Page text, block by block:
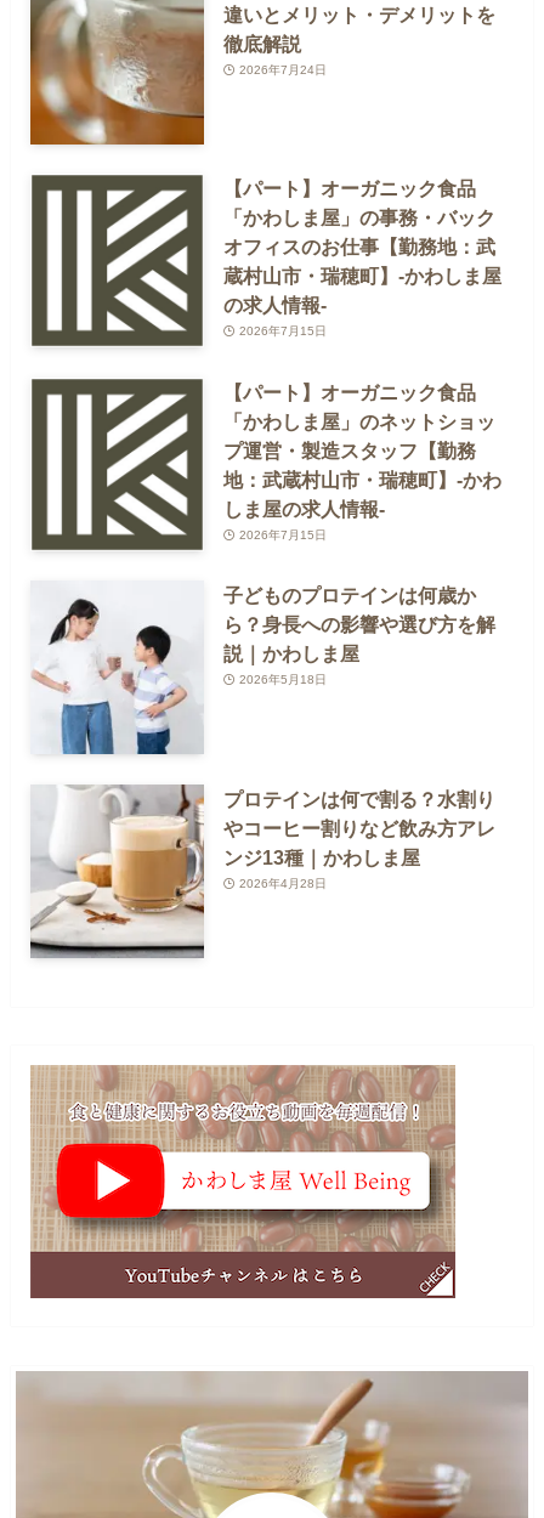
違いとメリット・デメリットを
徹底解説
2026年7月24日
【パート】オーガニック食品
「かわしま屋」の事務・バック
オフィスのお仕事【勤務地：武
蔵村山市・瑞穂町】-かわしま屋
の求人情報-
2026年7月15日
【パート】オーガニック食品
「かわしま屋」のネットショッ
プ運営・製造スタッフ【勤務
地：武蔵村山市・瑞穂町】-かわ
しま屋の求人情報-
2026年7月15日
子どものプロテインは何歳か
ら？身長への影響や選び方を解
説｜かわしま屋
2026年5月18日
プロテインは何で割る？水割り
やコーヒー割りなど飲み方アレ
ンジ13種｜かわしま屋
2026年4月28日